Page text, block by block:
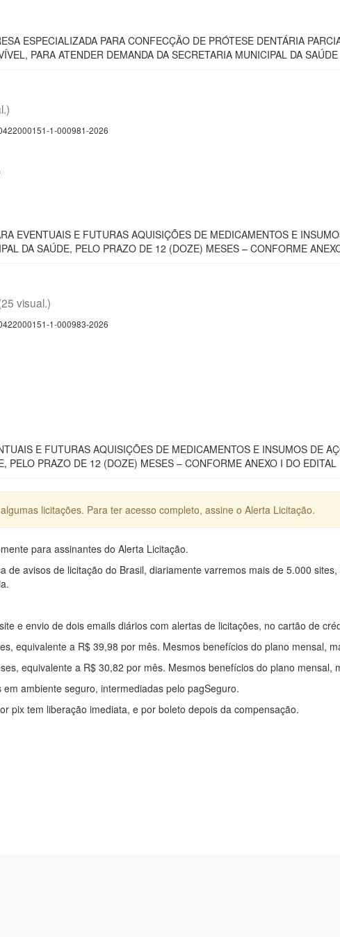
ESPECIALIZADA PARA CONFECÇÃO DE PRÓTESE DENTÁRIA
PARA ATENDER DEMANDA DA SECRETARIA MUNICIPAL DA
1-000981-2026
EVENTUAIS E FUTURAS AQUISIÇÕES DE MEDICAMENTOS E
DA SAÚDE, PELO PRAZO DE 12 (DOZE) MESES – CONFORME
visual.)
1-000983-2026
E FUTURAS AQUISIÇÕES DE MEDICAMENTOS E INSUMOS DE
PELO PRAZO DE 12 (DOZE) MESES – CONFORME ANEXO I DO EDITAL
licitações. Para ter acesso completo, assine o Alerta Licitação.
para assinantes do Alerta Licitação.
de avisos de licitação do Brasil, diariamente varremos mais de 5.000
e envio de dois emails diários com alertas de licitações, no cartão de
equivalente a R$ 39,98 por mês. Mesmos benefícios do plano mensal,
equivalente a R$ 30,82 por mês. Mesmos benefícios do plano mensal,
ambiente seguro, intermediadas pelo pagSeguro.
pix tem liberação imediata, e por boleto depois da compensação.